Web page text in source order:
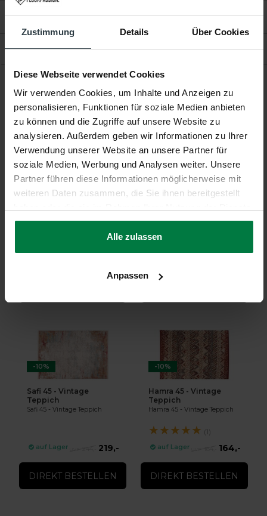
Zustimmung Details Über Cookies
Diese Webseite verwendet Cookies
Wir verwenden Cookies, um Inhalte und Anzeigen zu
personalisieren, Funktionen für soziale Medien anbieten
zu können und die Zugriffe auf unsere Website zu
analysieren. Außerdem geben wir Informationen zu Ihrer
Verwendung unserer Website an unsere Partner für
soziale Medien, Werbung und Analysen weiter. Unsere
Partner führen diese Informationen möglicherweise mit
weiteren Daten zusammen, die Sie ihnen bereitgestellt
gesammelt haben.
Alle zulassen
Anpassen
Bewertungen
Produkt
Ergänzende Produkte
-37% -28%
-10%
Safi 45 - Vintage
Teppich
Safi 45 - Vintage Teppich
auf Lager 219,-
DIREKT BESTELLEN
-10%
Hamra 45 - Vintage
Teppich
Hamra 45 - Vintage Teppich
★★★★★ (1)
auf Lager 164,-
DIREKT BESTELLEN